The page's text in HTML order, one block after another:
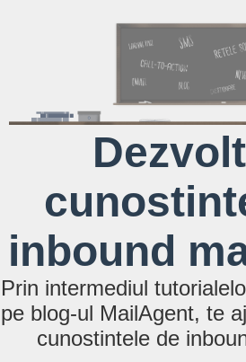
inbound
Prin intermediul
pe blog-ul MailAgent, te
cunostintele de